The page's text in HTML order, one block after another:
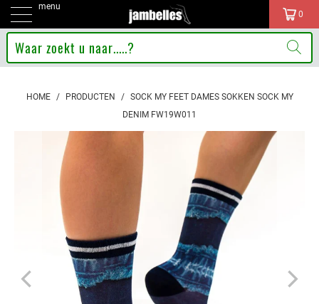
menu
0
HOME / PRODUCTEN /
SOCK MY FEET DAMES SOKKEN SOCK MY
DENIM FW19W011